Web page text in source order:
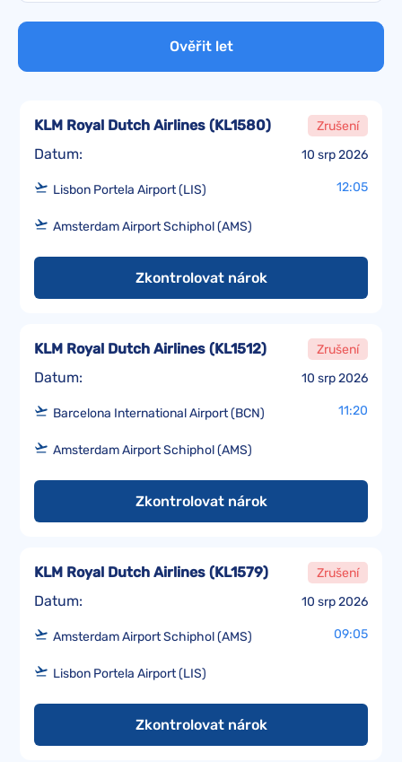
Ověřit let
Datum: 10 srp 2026
KLM Royal Dutch Airlines (KL1580) Zrušení
Lisbon Portela Airport (LIS) 12:05
Amsterdam Airport Schiphol (AMS)
Zkontrolovat nárok
Datum: 10 srp 2026
KLM Royal Dutch Airlines (KL1512) Zrušení
Barcelona International Airport (BCN) 11:20
Amsterdam Airport Schiphol (AMS)
Zkontrolovat nárok
Datum: 10 srp 2026
KLM Royal Dutch Airlines (KL1579) Zrušení
Amsterdam Airport Schiphol (AMS) 09:05
Lisbon Portela Airport (LIS)
Zkontrolovat nárok